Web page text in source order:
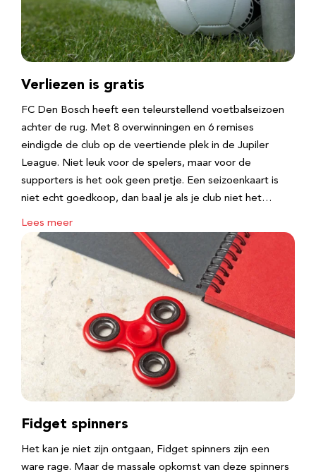
Verliezen is gratis
FC Den Bosch heeft een teleurstellend voetbalseizoen
achter de rug. Met 8 overwinningen en 6 remises
eindigde de club op de veertiende plek in de Jupiler
League. Niet leuk voor de spelers, maar voor de
supporters is het ook geen pretje. Een seizoenkaart is
niet echt goedkoop, dan baal je als je club niet het…
Lees meer
Fidget spinners
Het kan je niet zijn ontgaan, Fidget spinners zijn een
ware rage. Maar de massale opkomst van deze spinners